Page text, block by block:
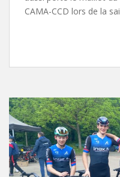
CAMA-CCD lors de la